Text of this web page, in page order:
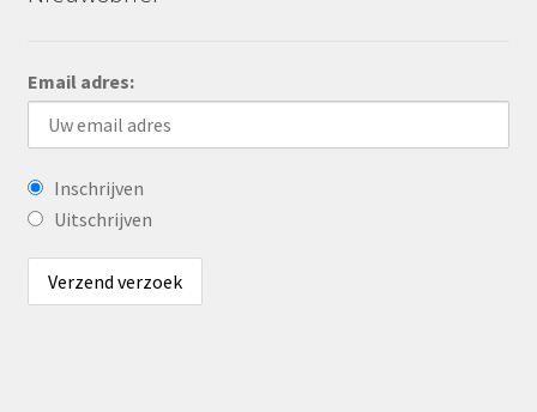
Email adres:
Inschrijven
Uitschrijven